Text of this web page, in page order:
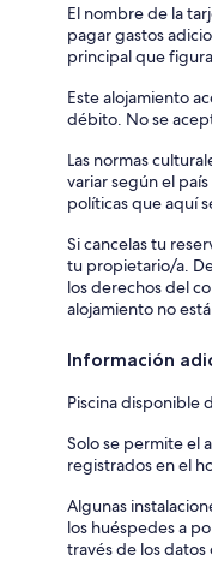
El nombre de la
pagar gastos
principal que
Este alojamiento
débito. No se
Las normas
variar según el
políticas que aquí
Si cancelas tu
tu propietario/a.
los derechos del
alojamiento no
Información
Piscina disponible
Solo se permite el
registrados en el
Algunas
los huéspedes a
través de los